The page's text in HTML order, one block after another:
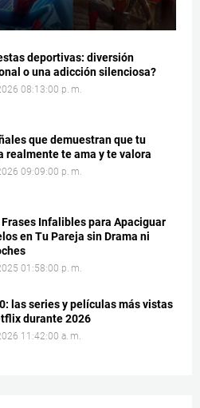
deportivas: diversión
o una adicción silenciosa?
08:13:00 p. m.
que demuestran que tu
realmente te ama y te valora
09:09:00 p. m.
Infalibles para Apaciguar
en Tu Pareja sin Drama ni
01:58:00 p. m.
las series y películas más vistas
durante 2026
11:42:00 a. m.